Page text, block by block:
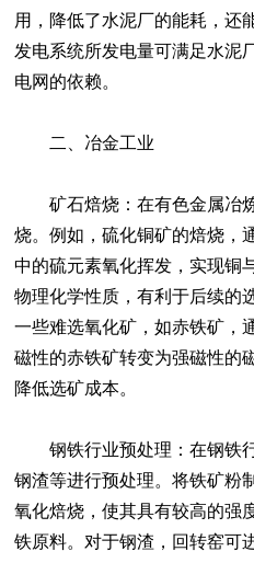
用，降低了水泥厂的能耗，还
发电系统所发电量可满足水泥
电网的依赖。
二、冶金工业
矿石焙烧：在有色金属冶
烧。例如，硫化铜矿的焙烧，
中的硫元素氧化挥发，实现铜
物理化学性质，有利于后续的
一些难选氧化矿，如赤铁矿，
磁性的赤铁矿转变为强磁性的
降低选矿成本。
钢铁行业预处理：在钢铁行
钢渣等进行预处理。将铁矿粉
氧化焙烧，使其具有较高的强
铁原料。对于钢渣，回转窑可